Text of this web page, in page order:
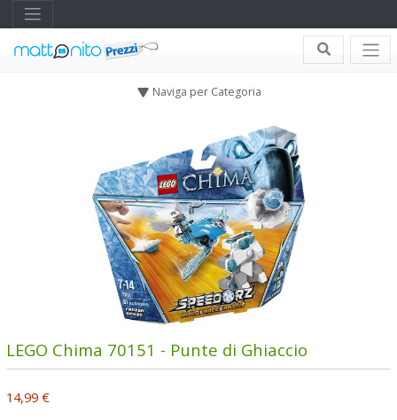
Naviga per Categoria
LEGO Chima 70151 - Punte di Ghiaccio
14,99 €